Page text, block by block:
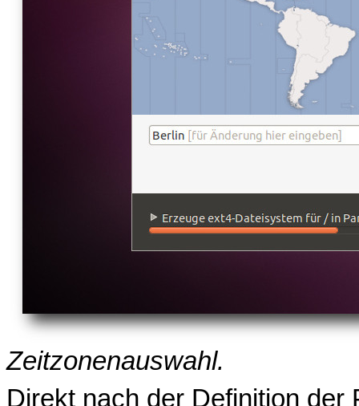
Zeitzonenauswahl.
Direkt nach der Definition der